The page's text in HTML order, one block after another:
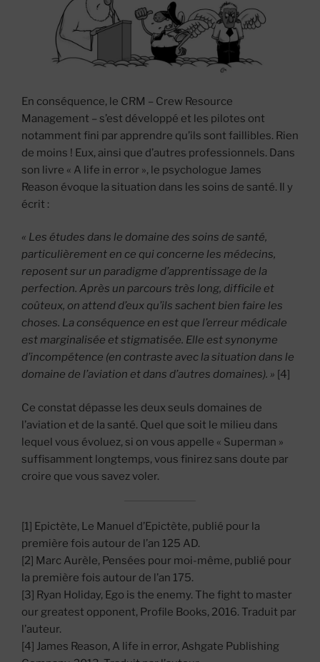
En conséquence, le CRM – Crew Resource
Management – s’est développé et les pilotes ont
notamment fini par apprendre qu’ils sont faillibles. Rien
de moins ! Eux, ainsi que d’autres professionnels. Dans
son livre « A life in error », le psychologue James
Reason évoque la situation dans les soins de santé. Il y
écrit :
« Les études dans le domaine des soins de santé,
particulièrement en ce qui concerne les médecins,
reposent sur un paradigme d’apprentissage de la
perfection. Après un parcours très long, difficile et
coûteux, on attend d’eux qu’ils sachent bien faire les
choses. La conséquence en est que l’erreur médicale
est marginalisée et stigmatisée. Elle est synonyme
d’incompétence (en contraste avec la situation dans le
domaine de l’aviation et dans d’autres domaines). » [4]
Ce constat dépasse les deux seuls domaines de
l’aviation et de la santé. Quel que soit le milieu dans
lequel vous évoluez, si on vous appelle « Superman »
suffisamment longtemps, vous finirez sans doute par
croire que vous savez voler.
[1] Epictète, Le Manuel d’Epictète, publié pour la
première fois autour de l’an 125 AD.
[2] Marc Aurèle, Pensées pour moi-même, publié pour
la première fois autour de l’an 175.
[3] Ryan Holiday, Ego is the enemy. The fight to master
our greatest opponent, Profile Books, 2016. Traduit par
l’auteur.
[4] James Reason, A life in error, Ashgate Publishing